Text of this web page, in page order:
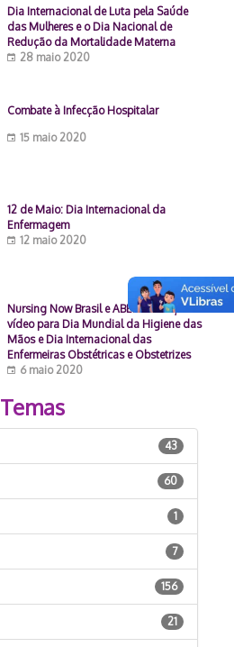
Dia Internacional de Luta pela Saúde
das Mulheres e o Dia Nacional de
Redução da Mortalidade Materna
28 maio 2020
Combate à Infecção Hospitalar
15 maio 2020
12 de Maio: Dia Internacional da
Enfermagem
12 maio 2020
Nursing Now Brasil e ABENFO lançam
vídeo para Dia Mundial da Higiene das
Mãos e Dia Internacional das
Enfermeiras Obstétricas e Obstetrizes
6 maio 2020
Temas
43
60
1
7
156
21